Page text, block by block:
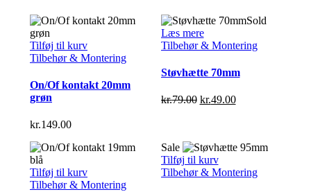
Tilføj til kurv
Tilbehør & Montering
On/Of kontakt 20mm
grøn
kr.149.00
Sold
Læs mere
Tilbehør & Montering
Støvhætte 70mm
kr.79.00 Den
kr.79.00.
kr.49.00Den
kr.49.00.
Tilføj til kurv
Tilbehør & Montering
Sale
Tilføj til kurv
Tilbehør & Montering